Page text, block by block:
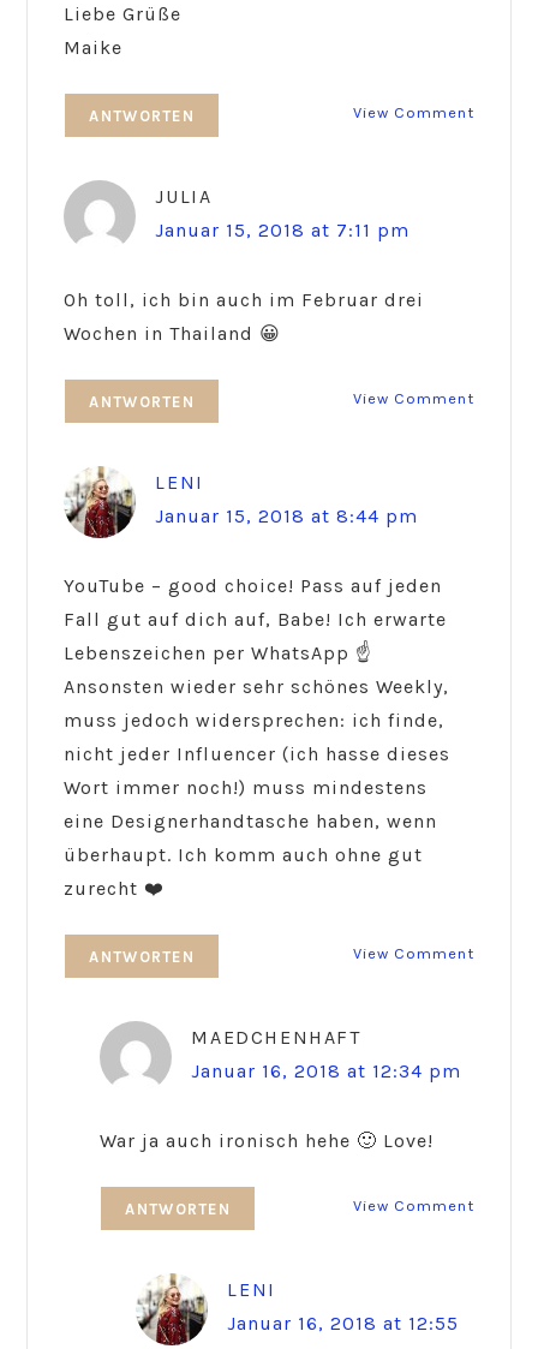
Liebe Grüße
Maike
View Comment
ANTWORTEN
JULIA
Januar 15, 2018 at 7:11 pm
Oh toll, ich bin auch im Februar drei
Wochen in Thailand 😀
View Comment
ANTWORTEN
LENI
Januar 15, 2018 at 8:44 pm
YouTube – good choice! Pass auf jeden
Fall gut auf dich auf, Babe! Ich erwarte
Lebenszeichen per WhatsApp ☝
Ansonsten wieder sehr schönes Weekly,
muss jedoch widersprechen: ich finde,
nicht jeder Influencer (ich hasse dieses
Wort immer noch!) muss mindestens
eine Designerhandtasche haben, wenn
überhaupt. Ich komm auch ohne gut
zurecht ❤️
View Comment
ANTWORTEN
MAEDCHENHAFT
Januar 16, 2018 at 12:34 pm
War ja auch ironisch hehe 🙂 Love!
View Comment
ANTWORTEN
LENI
Januar 16, 2018 at 12:55